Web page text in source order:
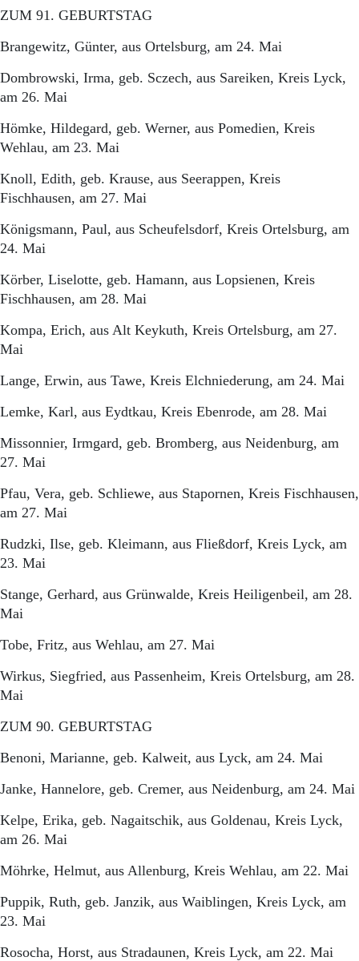
ZUM 91. GEBURTSTAG
Brangewitz, Günter, aus Ortelsburg, am 24. Mai
Dombrowski, Irma, geb. Sczech, aus Sareiken, Kreis Lyck,
am 26. Mai
Hömke, Hildegard, geb. Werner, aus Pomedien, Kreis
Wehlau, am 23. Mai
Knoll, Edith, geb. Krause, aus Seerappen, Kreis
Fischhausen, am 27. Mai
Königsmann, Paul, aus Scheufelsdorf, Kreis Ortelsburg, am
24. Mai
Körber, Liselotte, geb. Hamann, aus Lopsienen, Kreis
Fischhausen, am 28. Mai
Kompa, Erich, aus Alt Keykuth, Kreis Ortelsburg, am 27.
Mai
Lange, Erwin, aus Tawe, Kreis Elchniederung, am 24. Mai
Lemke, Karl, aus Eydtkau, Kreis Ebenrode, am 28. Mai
Missonnier, Irmgard, geb. Bromberg, aus Neidenburg, am
27. Mai
Pfau, Vera, geb. Schliewe, aus Stapornen, Kreis Fischhausen,
am 27. Mai
Rudzki, Ilse, geb. Kleimann, aus Fließdorf, Kreis Lyck, am
23. Mai
Stange, Gerhard, aus Grünwalde, Kreis Heiligenbeil, am 28.
Mai
Tobe, Fritz, aus Wehlau, am 27. Mai
Wirkus, Siegfried, aus Passenheim, Kreis Ortelsburg, am 28.
Mai
ZUM 90. GEBURTSTAG
Benoni, Marianne, geb. Kalweit, aus Lyck, am 24. Mai
Janke, Hannelore, geb. Cremer, aus Neidenburg, am 24. Mai
Kelpe, Erika, geb. Nagaitschik, aus Goldenau, Kreis Lyck,
am 26. Mai
Möhrke, Helmut, aus Allenburg, Kreis Wehlau, am 22. Mai
Puppik, Ruth, geb. Janzik, aus Waiblingen, Kreis Lyck, am
23. Mai
Rosocha, Horst, aus Stradaunen, Kreis Lyck, am 22. Mai